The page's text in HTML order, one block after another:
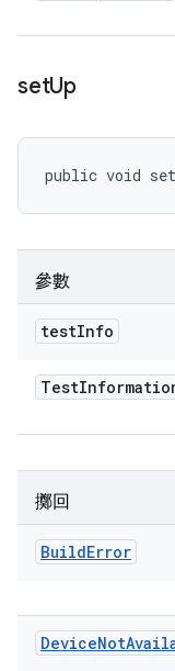
setUp
public void
參數
testInfo
Test
擲回
BuildError
DeviceNot